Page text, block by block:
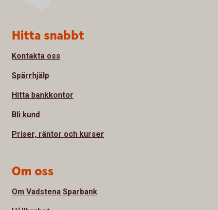
Sidfot
Hitta snabbt
Kontakta oss
Spärrhjälp
Hitta bankkontor
Bli kund
Priser, räntor och kurser
Om oss
Om Vadstena Sparbank